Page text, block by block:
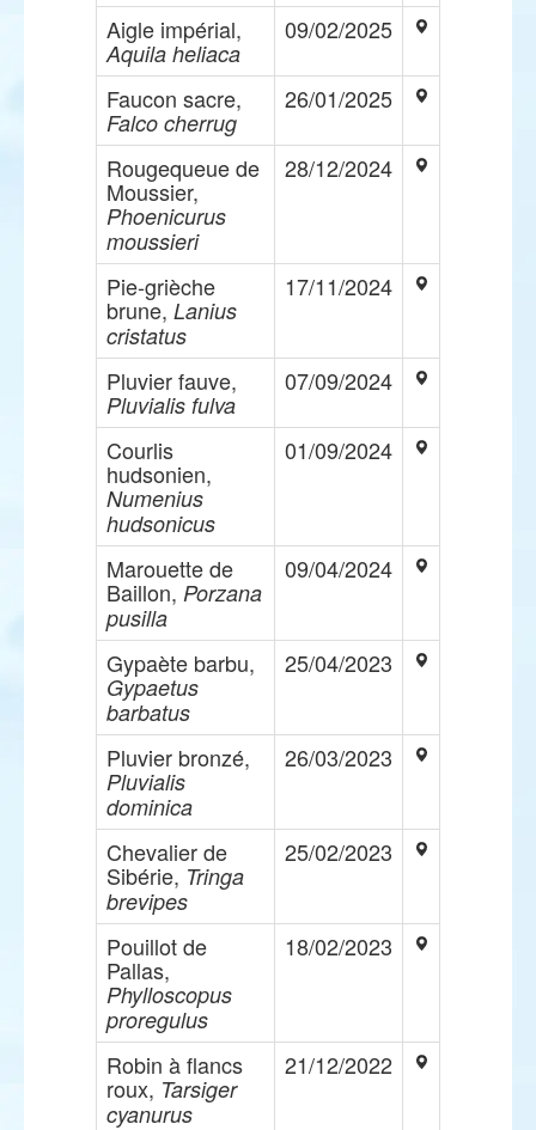
Aigle impérial,
Aquila heliaca
09/02/2025
Faucon sacre,
Falco cherrug
26/01/2025
Rougequeue de
Moussier,
Phoenicurus
moussieri
28/12/2024
Pie-grièche
brune, Lanius
cristatus
17/11/2024
Pluvier fauve,
Pluvialis fulva
07/09/2024
Courlis
hudsonien,
Numenius
hudsonicus
01/09/2024
Marouette de
Baillon, Porzana
pusilla
09/04/2024
Gypaète barbu,
Gypaetus
barbatus
25/04/2023
Pluvier bronzé,
Pluvialis
dominica
26/03/2023
Chevalier de
Sibérie, Tringa
brevipes
25/02/2023
Pouillot de
Pallas,
Phylloscopus
proregulus
18/02/2023
Robin à flancs
roux, Tarsiger
cyanurus
21/12/2022